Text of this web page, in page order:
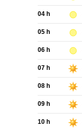
04 h
05 h
06 h
07 h
08 h
09 h
10 h